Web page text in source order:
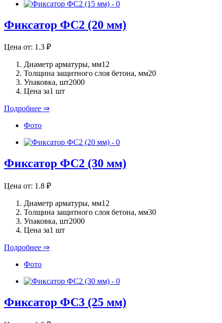
Фиксатор ФС2 (20 мм)
Цена от: 1.3 ₽
Диаметр арматуры, мм12
Толщина защитного слоя бетона, мм20
Упаковка, шт2000
Цена за1 шт
Подробнее ⇒
Фото
Фиксатор ФС2 (30 мм)
Цена от: 1.8 ₽
Диаметр арматуры, мм12
Толщина защитного слоя бетона, мм30
Упаковка, шт2000
Цена за1 шт
Подробнее ⇒
Фото
Фиксатор ФС3 (25 мм)